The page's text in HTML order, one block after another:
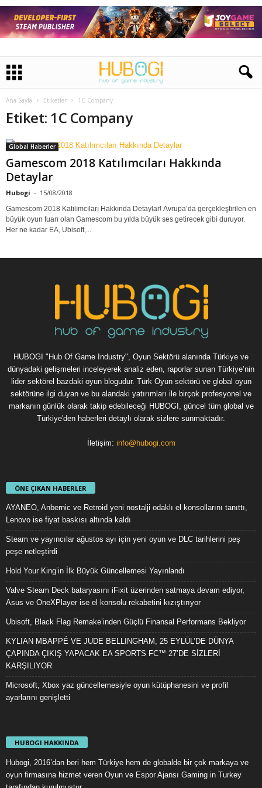
Ana Sayfa Etiketler 1C Company
Etiket: 1C Company
Global Haberler
Gamescom 2018 Katılımcıları Hakkında
Detaylar
Hubogi - 15/08/2018
Gamescom 2018 Katılımcıları Hakkında Detaylar! Avrupa’da gerçekleştirilen en
büyük oyun fuarı olan Gamescom bu yılda büyük ses getirecek gibi duruyor.
Her ne kadar EA, Ubisoft,...
HUBOGI "Hub Of Game Industry", Oyun Sektörü alanında Türkiye ve
dünyadaki gelişmeleri inceleyerek analiz eden, raporlar sunan Türkiye’nin
lider sektörel bazdaki oyun blogudur. Türk Oyun sektörü ve global oyun
sektörüne ilgi duyan ve bu alandaki yatırımları ile birçok profesyonel ve
markanın günlük olarak takip edebileceği HUBOGI, güncel tüm global ve
Türkiye'den haberleri detaylı olarak sizlere sunmaktadır.
İletişim: info@hubogi.com
ÖNE ÇIKAN HABERLER
AYANEO, Anbernic ve Retroid yeni nostalji odaklı el konsollarını tanıttı,
Lenovo ise fiyat baskısı altında kaldı
Steam ve yayıncılar ağustos ayı için yeni oyun ve DLC tarihlerini peş
peşe netleştirdi
Hold Your King’in İlk Büyük Güncellemesi Yayınlandı
Valve Steam Deck bataryasını iFixit üzerinden satmaya devam ediyor,
Asus ve OneXPlayer ise el konsolu rekabetini kızıştırıyor
Ubisoft, Black Flag Remake’inden Güçlü Finansal Performans Bekliyor
KYLIAN MBAPPÉ VE JUDE BELLINGHAM, 25 EYLÜL’DE DÜNYA
ÇAPINDA ÇIKIŞ YAPACAK EA SPORTS FC™ 27’DE SİZLERİ
KARŞILIYOR
Microsoft, Xbox yaz güncellemesiyle oyun kütüphanesini ve profil
ayarlarını genişletti
HUBOGI HAKKINDA
Hubogi, 2016’dan beri hem Türkiye hem de globalde bir çok markaya ve
oyun firmasına hizmet veren Oyun ve Espor Ajansı Gaming in Turkey